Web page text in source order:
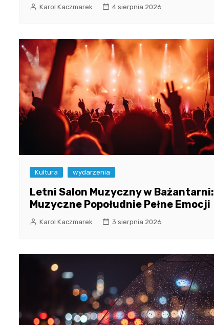
Karol Kaczmarek 4 sierpnia 2026
Kultura wydarzenia
Letni Salon Muzyczny w Bażantarni:
Muzyczne Popołudnie Pełne Emocji
Karol Kaczmarek 3 sierpnia 2026